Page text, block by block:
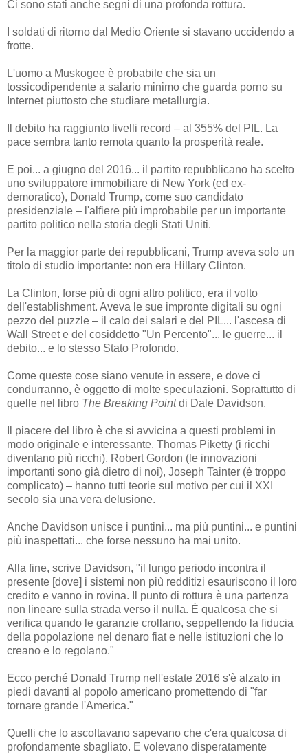
Ci sono stati anche segni di una profonda rottura.
I soldati di ritorno dal Medio Oriente si stavano uccidendo a
frotte.
L'uomo a Muskogee è probabile che sia un
tossicodipendente a salario minimo che guarda porno su
Internet piuttosto che studiare metallurgia.
Il debito ha raggiunto livelli record – al 355% del PIL. La
pace sembra tanto remota quanto la prosperità reale.
E poi... a giugno del 2016... il partito repubblicano ha scelto
uno sviluppatore immobiliare di New York (ed ex-
demoratico), Donald Trump, come suo candidato
presidenziale – l'alfiere più improbabile per un importante
partito politico nella storia degli Stati Uniti.
Per la maggior parte dei repubblicani, Trump aveva solo un
titolo di studio importante: non era Hillary Clinton.
La Clinton, forse più di ogni altro politico, era il volto
dell'establishment. Aveva le sue impronte digitali su ogni
pezzo del puzzle – il calo dei salari e del PIL... l'ascesa di
Wall Street e del cosiddetto "Un Percento"... le guerre... il
debito... e lo stesso Stato Profondo.
Come queste cose siano venute in essere, e dove ci
condurranno, è oggetto di molte speculazioni. Soprattutto di
quelle nel libro The Breaking Pointdi Dale Davidson.
Il piacere del libro è che si avvicina a questi problemi in
modo originale e interessante. Thomas Piketty (i ricchi
diventano più ricchi), Robert Gordon (le innovazioni
importanti sono già dietro di noi), Joseph Tainter (è troppo
complicato) – hanno tutti teorie sul motivo per cui il XXI
secolo sia una vera delusione.
Anche Davidson unisce i puntini... ma più puntini... e puntini
più inaspettati... che forse nessuno ha mai unito.
Alla fine, scrive Davidson, "il lungo periodo incontra il
presente [dove] i sistemi non più redditizi esauriscono il loro
credito e vanno in rovina. Il punto di rottura è una partenza
non lineare sulla strada verso il nulla. È qualcosa che si
verifica quando le garanzie crollano, seppellendo la fiducia
della popolazione nel denaro fiat e nelle istituzioni che lo
creano e lo regolano."
Ecco perché Donald Trump nell'estate 2016 s'è alzato in
piedi davanti al popolo americano promettendo di "far
tornare grande l'America."
Quelli che lo ascoltavano sapevano che c'era qualcosa di
profondamente sbagliato. E volevano disperatamente